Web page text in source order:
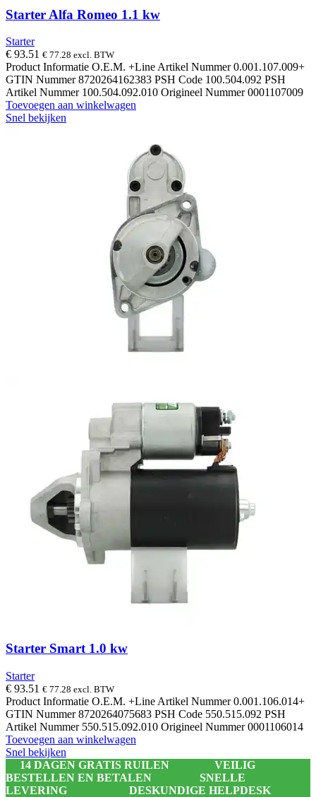
Starter Alfa Romeo 1.1 kw
Starter
€ 93.51 € 77.28 excl. BTW
Product Informatie O.E.M. +Line Artikel Nummer 0.001.107.009+
GTIN Nummer 8720264162383 PSH Code 100.504.092 PSH
Artikel Nummer 100.504.092.010 Origineel Nummer 0001107009
Toevoegen aan winkelwagen
Snel bekijken
Starter Smart 1.0 kw
Starter
€ 93.51 € 77.28 excl. BTW
Product Informatie O.E.M. +Line Artikel Nummer 0.001.106.014+
GTIN Nummer 8720264075683 PSH Code 550.515.092 PSH
Artikel Nummer 550.515.092.010 Origineel Nummer 0001106014
Toevoegen aan winkelwagen
Snel bekijken
14 DAGEN GRATIS RUILEN
VEILIG
BESTELLEN EN BETALEN
SNELLE
LEVERING
DESKUNDIGE HELPDESK